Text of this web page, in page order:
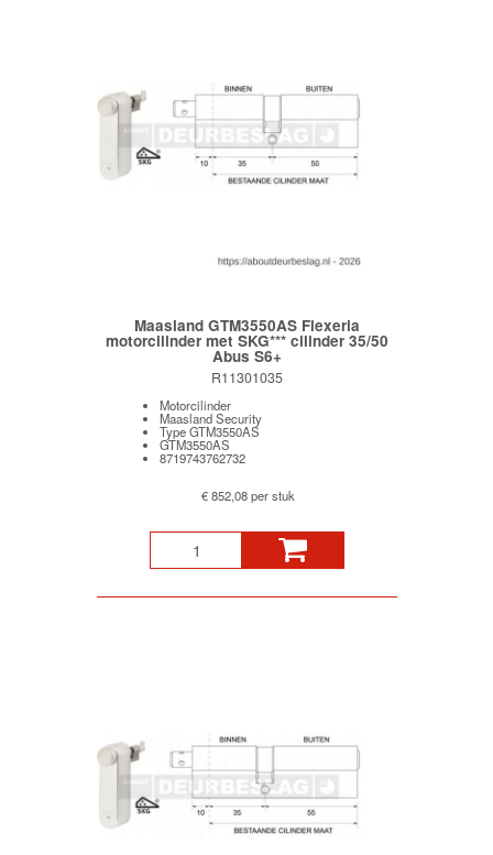
Maasland GTM3550AS Flexeria
motorcilinder met SKG*** cilinder 35/50
Abus S6+
R11301035
Motorcilinder
Maasland Security
Type GTM3550AS
GTM3550AS
8719743762732
€ 852,08 per stuk